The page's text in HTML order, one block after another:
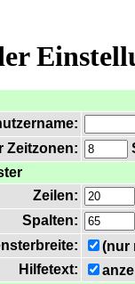
Zeitzonen:
Zeilen:
Spalten:
(nur
Hilfetext: